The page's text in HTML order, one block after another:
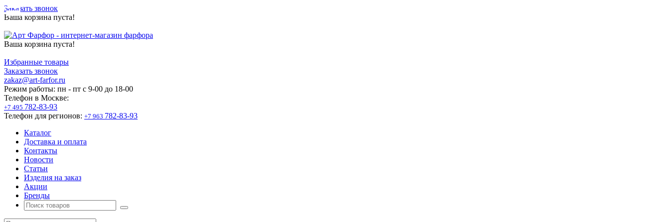
Заказать звонок
Ваша корзина пуста!
Ваша корзина пуста!
Избранные товары
Заказать звонок
zakaz@art-farfor.ru
Режим работы: пн - пт c 9-00 до 18-00
Телефон в Москве:
+7 495 782-83-93
Телефон для регионов: +7 963 782-83-93
Каталог
Доставка и оплата
Контакты
Новости
Статьи
Изделия на заказ
Акции
Бренды